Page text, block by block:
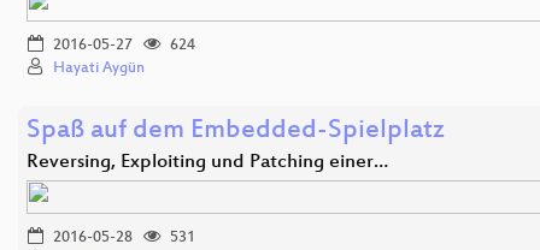
2016-05-27
624
Hayati Aygün
Spaß auf dem Embedded-Spielplatz
Reversing, Exploiting und Patching einer…
2016-05-28
531